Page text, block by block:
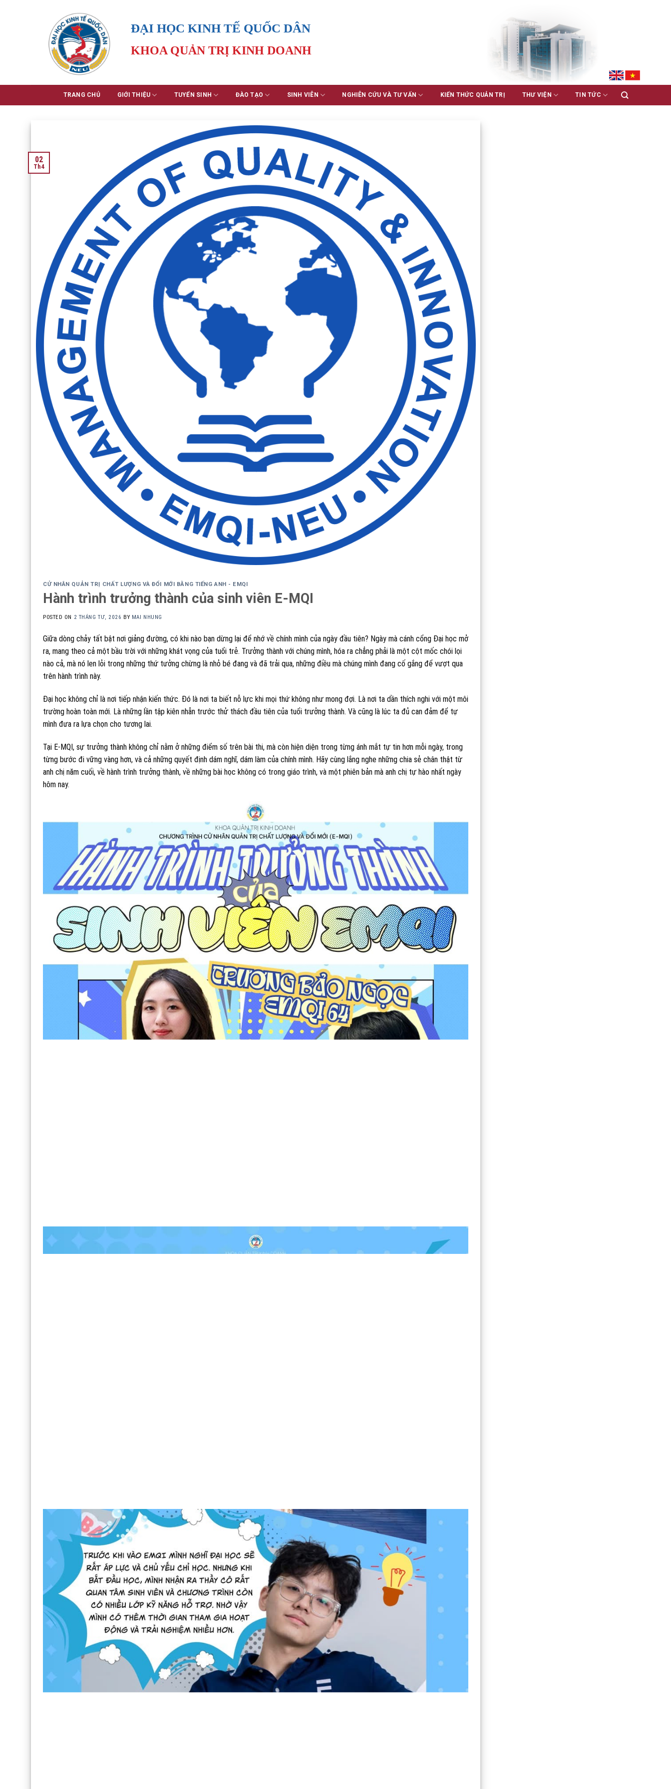
ĐẠI HỌC KINH TẾ QUỐC DÂN
KHOA QUẢN TRỊ KINH DOANH
TRANG CHỦ GIỚI THIỆU TUYỂN SINH ĐÀO TẠO SINH VIÊN NGHIÊN CỨU VÀ TƯ VẤN KIẾN THỨC QUẢN TRỊ THƯ VIỆN TIN TỨC
02
Th4
CỬ NHÂN QUẢN TRỊ CHẤT LƯỢNG VÀ ĐỔI MỚI BẰNG TIẾNG ANH - EMQI
Hành trình trưởng thành của sinh viên E-MQI
POSTED ON 2 THÁNG TƯ, 2026 BY MAI NHUNG
Giữa dòng chảy tất bật nơi giảng đường, có khi nào bạn dừng lại để nhớ về chính mình của ngày đầu tiên? Ngày mà cánh cổng Đại học mở
ra, mang theo cả một bầu trời với những khát vọng của tuổi trẻ. Trưởng thành với chúng mình, hóa ra chẳng phải là một cột mốc chói lọi
nào cả, mà nó len lỏi trong những thứ tưởng chừng là nhỏ bé đang và đã trải qua, những điều mà chúng mình đang cố gắng để vượt qua
trên hành trình này.
Đại học không chỉ là nơi tiếp nhận kiến thức. Đó là nơi ta biết nỗ lực khi mọi thứ không như mong đợi. Là nơi ta dần thích nghi với một môi
trường hoàn toàn mới. Là những lần tập kiên nhẫn trước thử thách đầu tiên của tuổi trưởng thành. Và cũng là lúc ta đủ can đảm để tự
mình đưa ra lựa chọn cho tương lai.
Tại E-MQI, sự trưởng thành không chỉ nằm ở những điểm số trên bài thi, mà còn hiện diện trong từng ánh mắt tự tin hơn mỗi ngày, trong
từng bước đi vững vàng hơn, và cả những quyết định dám nghĩ, dám làm của chính mình. Hãy cùng lắng nghe những chia sẻ chân thật từ
anh chị năm cuối, về hành trình trưởng thành, về những bài học không có trong giáo trình, và một phiên bản mà anh chị tự hào nhất ngày
hôm nay.